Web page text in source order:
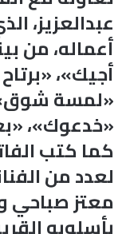
عبدالعزيز،
أعماله، من
أجيك»،
«لمسة
«خدعوك»،
كما كتب
لعدد من
معتز صباحي